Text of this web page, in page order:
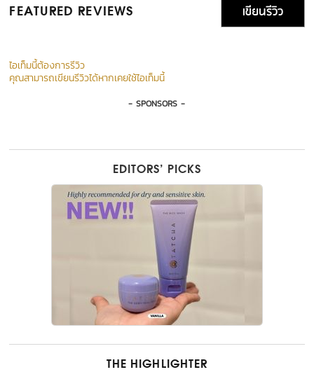
FEATURED REVIEWS เขียนรีวิว
ไอเท็มนี้ต้องการรีวิว
คุณสามารถเขียนรีวิวได้หากเคยใช้ไอเท็มนี้
- SPONSORS -
EDITORS’ PICKS
THE HIGHLIGHTER